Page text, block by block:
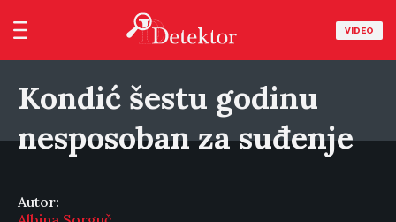
VIDEO
Kondić šestu godinu
nesposoban za suđenje
Autor: